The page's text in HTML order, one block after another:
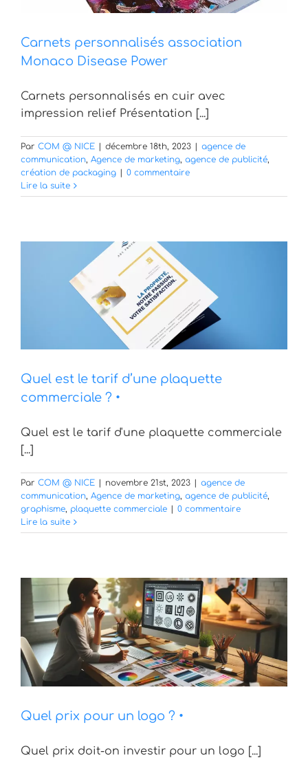
Carnets personnalisés association
Monaco Disease Power
Carnets personnalisés en cuir avec
impression relief Présentation [...]
Par COM @ NICE | décembre 18th, 2023 | agence de
communication, Agence de marketing, agence de publicité,
création de packaging | 0 commentaire
Lire la suite
Quel est le tarif d’une plaquette
commerciale ? •
Quel est le tarif d'une plaquette commerciale
[...]
Par COM @ NICE novembre 21st, 2023
agence de
communication, Agence de marketing, agence de publicité,
graphisme, plaquette commerciale
0 commentaire
Lire la suite
Quel prix pour un logo ? •
Quel prix doit-on investir pour un logo [...]